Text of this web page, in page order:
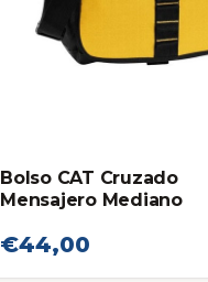
Bolso CAT Cruzado
Mensajero Mediano
€44,00